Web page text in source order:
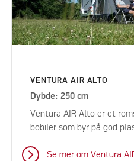
VENTURA AIR ALTO
Dybde: 250 cm
Ventura AIR Alto er et
bobiler som byr på god
Se mer om Ventura